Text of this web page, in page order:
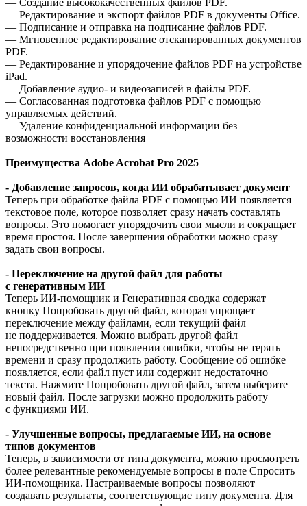
— Создание высококачественных файлов PDF.
— Редактирование и экспорт файлов PDF в документы Office.
— Подписание и отправка на подписание файлов PDF.
— Мгновенное редактирование отсканированных документов
PDF.
— Редактирование и упорядочение файлов PDF на устройстве
iPad.
— Добавление аудио- и видеозаписей в файлы PDF.
— Согласованная подготовка файлов PDF с помощью
управляемых действий.
— Удаление конфиденциальной информации без
возможности восстановления
Преимущества Adobe Acrobat Pro 2025
- Добавление запросов, когда ИИ обрабатывает документ
Теперь при обработке файла PDF с помощью ИИ появляется
текстовое поле, которое позволяет сразу начать составлять
вопросы. Это помогает упорядочить свои мысли и сокращает
время простоя. После завершения обработки можно сразу
задать свои вопросы.
- Переключение на другой файл для работы
с генеративным ИИ
Теперь ИИ-помощник и Генеративная сводка содержат
кнопку Попробовать другой файл, которая упрощает
переключение между файлами, если текущий файл
не поддерживается. Можно выбрать другой файл
непосредственно при появлении ошибки, чтобы не терять
времени и сразу продолжить работу. Сообщение об ошибке
появляется, если файл пуст или содержит недостаточно
текста. Нажмите Попробовать другой файл, затем выберите
новый файл. После загрузки можно продолжить работу
с функциями ИИ.
- Улучшенные вопросы, предлагаемые ИИ, на основе
типов документов
Теперь, в зависимости от типа документа, можно просмотреть
более релевантные рекомендуемые вопросы в поле Спросить
ИИ-помощника. Настраиваемые вопросы позволяют
создавать результаты, соответствующие типу документа. Для